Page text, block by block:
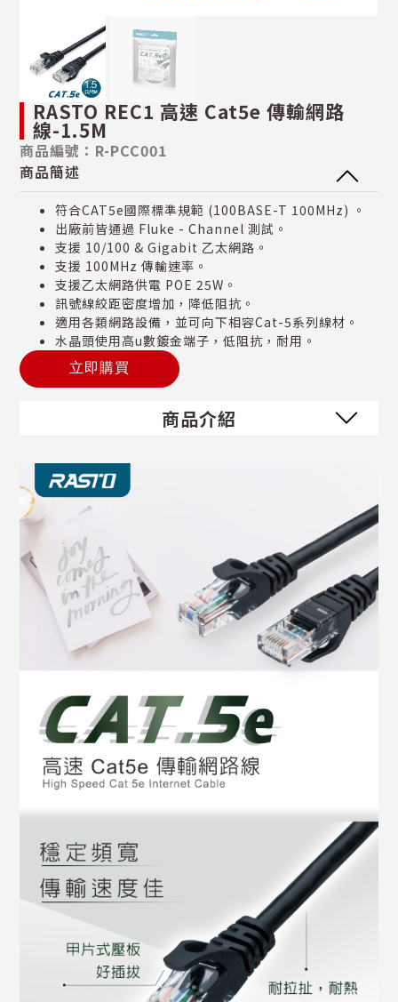
RASTO REC1 高速 Cat5e 傳輸網路
線-1.5M
商品編號：R-PCC001
商品簡述
符合CAT5e國際標準規範 (100BASE-T 100MHz) 。
出廠前皆通過 Fluke - Channel 測試。
支援 10/100 & Gigabit 乙太網路。
支援 100MHz 傳輸速率。
支援乙太網路供電 POE 25W。
訊號線絞距密度增加，降低阻抗。
適用各類網路設備，並可向下相容Cat-5系列線材。
水晶頭使用高u數鍍金端子，低阻抗，耐用。
立即購買
商品介紹